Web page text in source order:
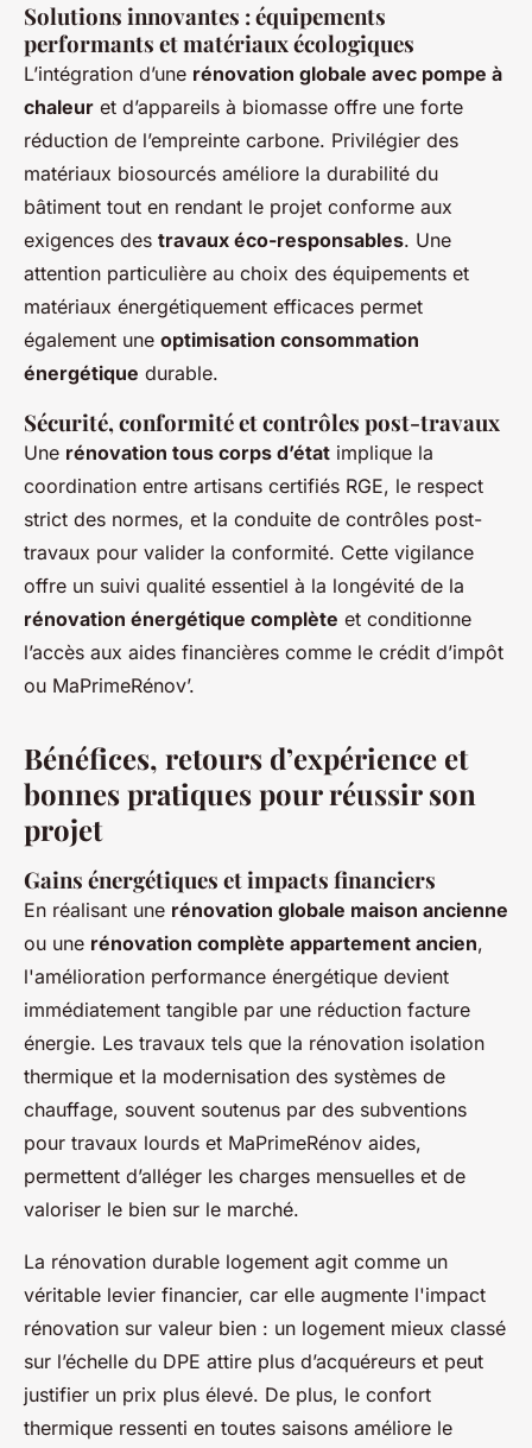
Solutions innovantes : équipements
performants et matériaux écologiques
L’intégration d’une rénovation globale avec pompe à
chaleur et d’appareils à biomasse offre une forte
réduction de l’empreinte carbone. Privilégier des
matériaux biosourcés améliore la durabilité du
bâtiment tout en rendant le projet conforme aux
exigences des travaux éco-responsables. Une
attention particulière au choix des équipements et
matériaux énergétiquement efficaces permet
également une optimisation consommation
énergétique durable.
Sécurité, conformité et contrôles post-travaux
Une rénovation tous corps d’état implique la
coordination entre artisans certifiés RGE, le respect
strict des normes, et la conduite de contrôles post-
travaux pour valider la conformité. Cette vigilance
offre un suivi qualité essentiel à la longévité de la
rénovation énergétique complète et conditionne
l’accès aux aides financières comme le crédit d’impôt
ou MaPrimeRénov’.
Bénéfices, retours d’expérience et
bonnes pratiques pour réussir son
projet
Gains énergétiques et impacts financiers
En réalisant une rénovation globale maison ancienne
ou une rénovation complète appartement ancien,
l'amélioration performance énergétique devient
immédiatement tangible par une réduction facture
énergie. Les travaux tels que la rénovation isolation
thermique et la modernisation des systèmes de
chauffage, souvent soutenus par des subventions
pour travaux lourds et MaPrimeRénov aides,
permettent d’alléger les charges mensuelles et de
valoriser le bien sur le marché.
La rénovation durable logement agit comme un
véritable levier financier, car elle augmente l'impact
rénovation sur valeur bien : un logement mieux classé
sur l’échelle du DPE attire plus d’acquéreurs et peut
justifier un prix plus élevé. De plus, le confort
thermique ressenti en toutes saisons améliore le